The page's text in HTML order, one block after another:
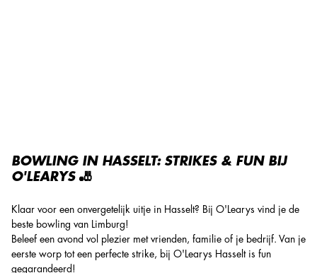
BOWLING IN HASSELT: STRIKES & FUN BIJ
O'LEARYS 🎳
Klaar voor een onvergetelijk uitje in Hasselt? Bij O'Learys vind je de
beste bowling van Limburg!
Beleef een avond vol plezier met vrienden, familie of je bedrijf. Van je
eerste worp tot een perfecte strike, bij O'Learys Hasselt is fun
gegarandeerd!